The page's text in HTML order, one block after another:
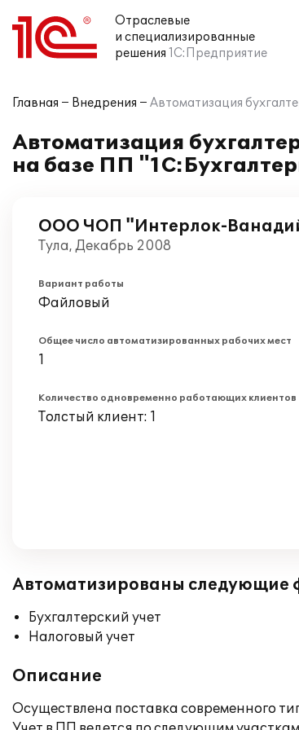
Отраслевые
и специализированные
решения 1С:Предприятие
Главная Внедрения Автоматизация
Автоматизация
на базе ПП
ООО ЧОП "Интерлок-
Тула, Декабрь 2008
Вариант работы
Файловый
Общее число автоматизированных рабочих мест
1
Количество одновременно работающих клиентов
Толстый клиент: 1
Автоматизированы следующие
Бухгалтерский учет
Налоговый учет
Описание
Осуществлена поставка современного